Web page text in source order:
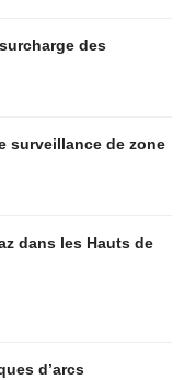
des
surveillance de zone
dans les Hauts de
d’arcs